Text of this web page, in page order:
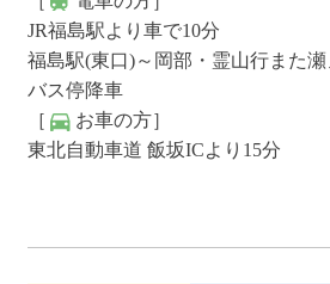
JR福島駅より車で10分
福島駅(東口)～岡部・霊山行また
バス停降車
［
お車の方］
東北自動車道 飯坂ICより15分